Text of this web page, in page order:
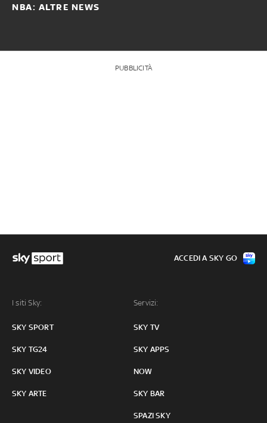
NBA: ALTRE NEWS
PUBBLICITÀ
I siti Sky:
SKY SPORT
SKY TG24
SKY VIDEO
SKY ARTE
Servizi:
SKY TV
SKY APPS
NOW
SKY BAR
SPAZI SKY
ACCEDI A SKY GO